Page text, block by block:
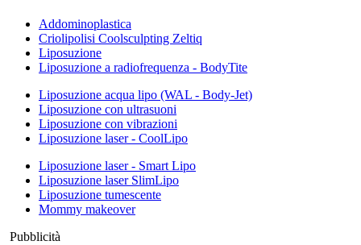
Addominoplastica
Criolipolisi Coolsculpting Zeltiq
Liposuzione
Liposuzione a radiofrequenza - BodyTite
Liposuzione acqua lipo (WAL - Body-Jet)
Liposuzione con ultrasuoni
Liposuzione con vibrazioni
Liposuzione laser - CoolLipo
Liposuzione laser - Smart Lipo
Liposuzione laser SlimLipo
Liposuzione tumescente
Mommy makeover
Pubblicità